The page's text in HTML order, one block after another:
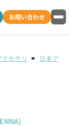
お問い合わせ
セサリ 日本アン